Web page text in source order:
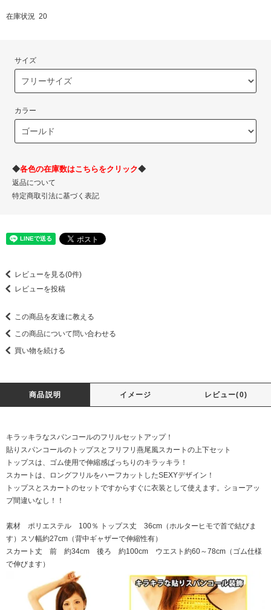
在庫状況 20
サイズ
カラー
◆各色の在庫数はこちらをクリック◆
返品について
特定商取引法に基づく表記
レビューを見る(0件)
レビューを投稿
この商品を友達に教える
この商品について問い合わせる
買い物を続ける
商品説明 イメージ レビュー(0)
キラッキラなスパンコールのフリルセットアップ！
貼りスパンコールのトップスとフリフリ燕尾風スカートの上下セット
トップスは、ゴム使用で伸縮感ばっちりのキラッキラ！
スカートは、ロングフリルをハーフカットしたSEXYデザイン！
トップスとスカートのセットですからすぐに衣装として使えます。ショーアッ
プ間違いなし！！
素材 ポリエステル 100％ トップス丈 36cm（ホルターヒモで首で結びま
す）スソ幅約27cm（背中ギャザーで伸縮性有）
スカート丈 前 約34cm 後ろ 約100cm ウエスト約60～78cm（ゴム仕様
で伸びます）